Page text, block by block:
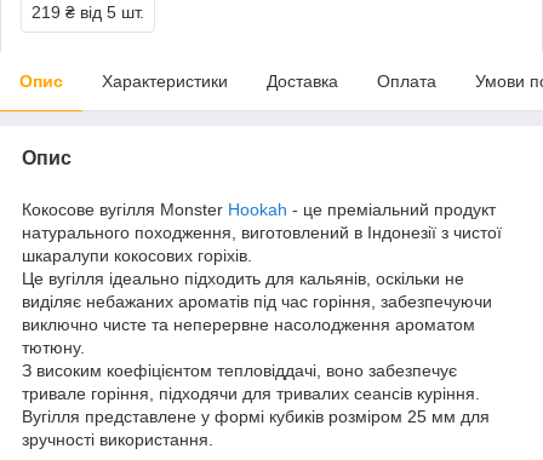
219 ₴ від 5 шт.
Опис Характеристики Доставка Оплата Умови
Опис
Кокосове вугілля Monster Hookah - це преміальний продукт
натурального походження, виготовлений в Індонезії з чистої
шкаралупи кокосових горіхів.
Це вугілля ідеально підходить для кальянів, оскільки не
виділяє небажаних ароматів під час горіння, забезпечуючи
виключно чисте та неперервне насолодження ароматом
тютюну.
З високим коефіцієнтом тепловіддачі, воно забезпечує
тривале горіння, підходячи для тривалих сеансів куріння.
Вугілля представлене у формі кубиків розміром 25 мм для
зручності використання.